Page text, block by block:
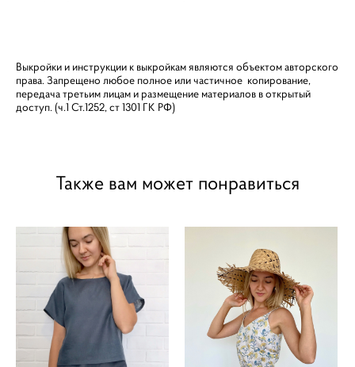
Выкройки и инструкции к выкройкам являются объектом авторского
права. Запрещено любое полное или частичное копирование,
передача третьим лицам и размещение материалов в открытый
доступ. (ч.1 Ст.1252, ст 1301 ГК РФ)
Также вам может понравиться